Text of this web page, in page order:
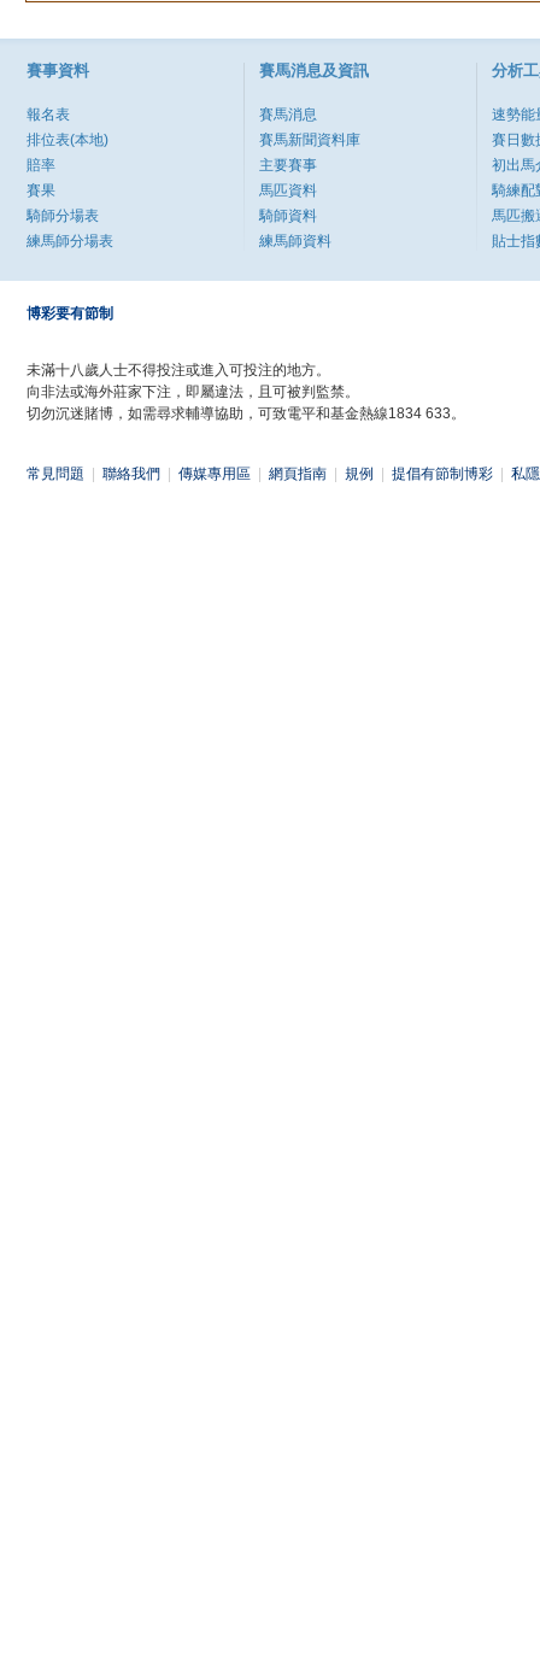
賽事資料
報名表
排位表(本地)
賠率
賽果
騎師分場表
練馬師分場表
賽馬消息及資訊
賽馬消息
賽馬新聞資料庫
主要賽事
馬匹資料
騎師資料
練馬師資料
分析
速勢能
賽日數
初出馬
騎練配
馬匹搬
貼士指
博彩要有節制
未滿十八歲人士不得投注或進入可投注的地方。
向非法或海外莊家下注，即屬違法，且可被判監禁。
切勿沉迷賭博，如需尋求輔導協助，可致電平和基金熱線1834 633。
常見問題 聯絡我們 傳媒專用區 網頁指南 規例 提倡有節制博彩 私